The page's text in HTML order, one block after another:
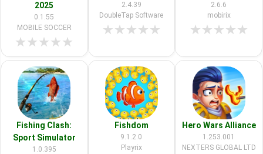
2025
0.1.55
MOBILE SOCCER
★★★★★
2.4.39
DoubleTap Software
★★★★★
2.6.6
mobirix
★★★★★
Fishing Clash:
Sport Simulator
1.0.395
Fishdom
9.1.2.0
Playrix
Hero Wars Alliance
1.253.001
NEXTERS GLOBAL LTD